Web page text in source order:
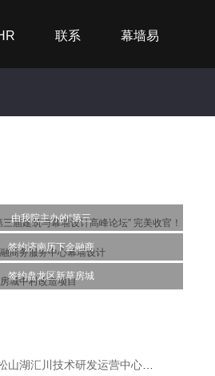
联系 幕墙易
由我院主办的“第三
签约济南历下金融商
签约盘龙区新草房城
技术研发运营中心项目主体结构封顶仪式隆重举行